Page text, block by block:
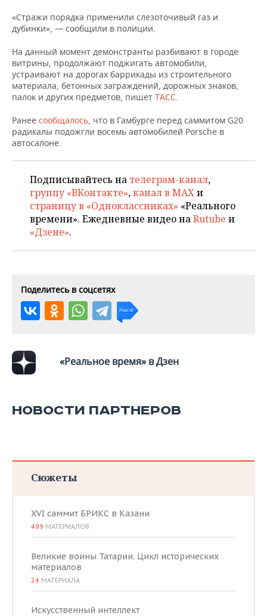
ОПК
УСЛУГИ
МЕДИА
ТЕЛЕКОММУНИКАЦИИ
ВЫЕЗДНАЯ РЕДАКЦИЯ
БИЗНЕС-БРАНЧИ
ONLINE-КОНФЕРЕНЦИИ
НОВОСТИ СПОРТА
ФУТБОЛ
ХОККЕЙ
ВОЛЕЙБОЛ
ФИГУРНОЕ КАТАНИЕ
ВОДНЫЕ ВИДЫ СПОРТА
ХОККЕЙ С МЯЧОМ
ОБЩЕСТВО
НОВОСТИ ОБЩЕСТВА
ВЛАСТЬ
ИСТОРИЯ
МЕДИЦИНА
ОБРАЗОВАНИЕ
ПРОИСШЕСТВИЯ
ФОТОГАЛЕРЕЯ
СЮЖЕТЫ
СПИСОК ПЕРСОН
ПОЛНАЯ ВЕРСИЯ
«Стражи порядка применили слезоточивый газ и
дубинки», — сообщили в полиции.
На данный момент демонстранты разбивают в городе
витрины, продолжают поджигать автомобили,
устраивают на дорогах баррикады из строительного
материала, бетонных заграждений, дорожных знаков,
палок и других предметов, пишет ТАСС.
Ранее сообщалось, что в Гамбурге перед саммитом G20
радикалы подожгли восемь автомобилей Porsche в
автосалоне.
Подписывайтесь на телеграм-канал,
группу «ВКонтакте»,канал в MAXи
страницу в «Одноклассниках» «Реального
времени». Ежедневные видео наRutube и
«Дзене».
Поделитесь в соцсетях
«Реальное время» в Дзен
НОВОСТИ ПАРТНЕРОВ
Сюжеты
XVI саммит БРИКС в Казани
499 МАТЕРИАЛОВ
Великие воины Татарии. Цикл исторических
материалов
24 МАТЕРИАЛА
Искусственный интеллект